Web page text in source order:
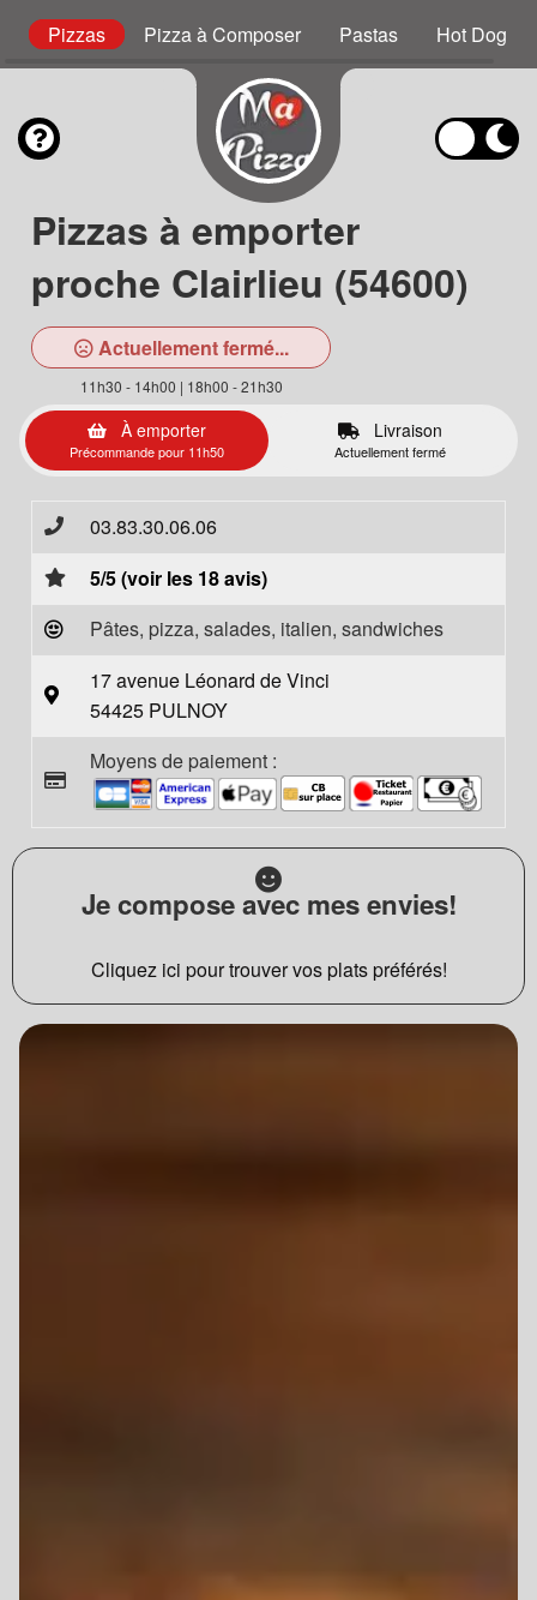
Pizzas Pizza à Composer Pastas Hot Dog
Pizzas à emporter
proche Clairlieu (54600)
Actuellement fermé...
11h30 - 14h00 | 18h00 - 21h30
À emporter
Précommande pour 11h50
Livraison
Actuellement fermé
03.83.30.06.06
5/5 (voir les 18 avis)
Pâtes, pizza, salades, italien, sandwiches
17 avenue Léonard de Vinci
54425 PULNOY
Moyens de paiement :
Je compose avec mes envies!
Cliquez ici pour trouver vos plats préférés!